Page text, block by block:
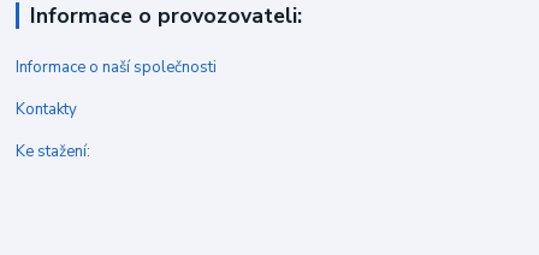
Informace o provozovateli:
Informace o naší společnosti
Kontakty
Ke stažení: